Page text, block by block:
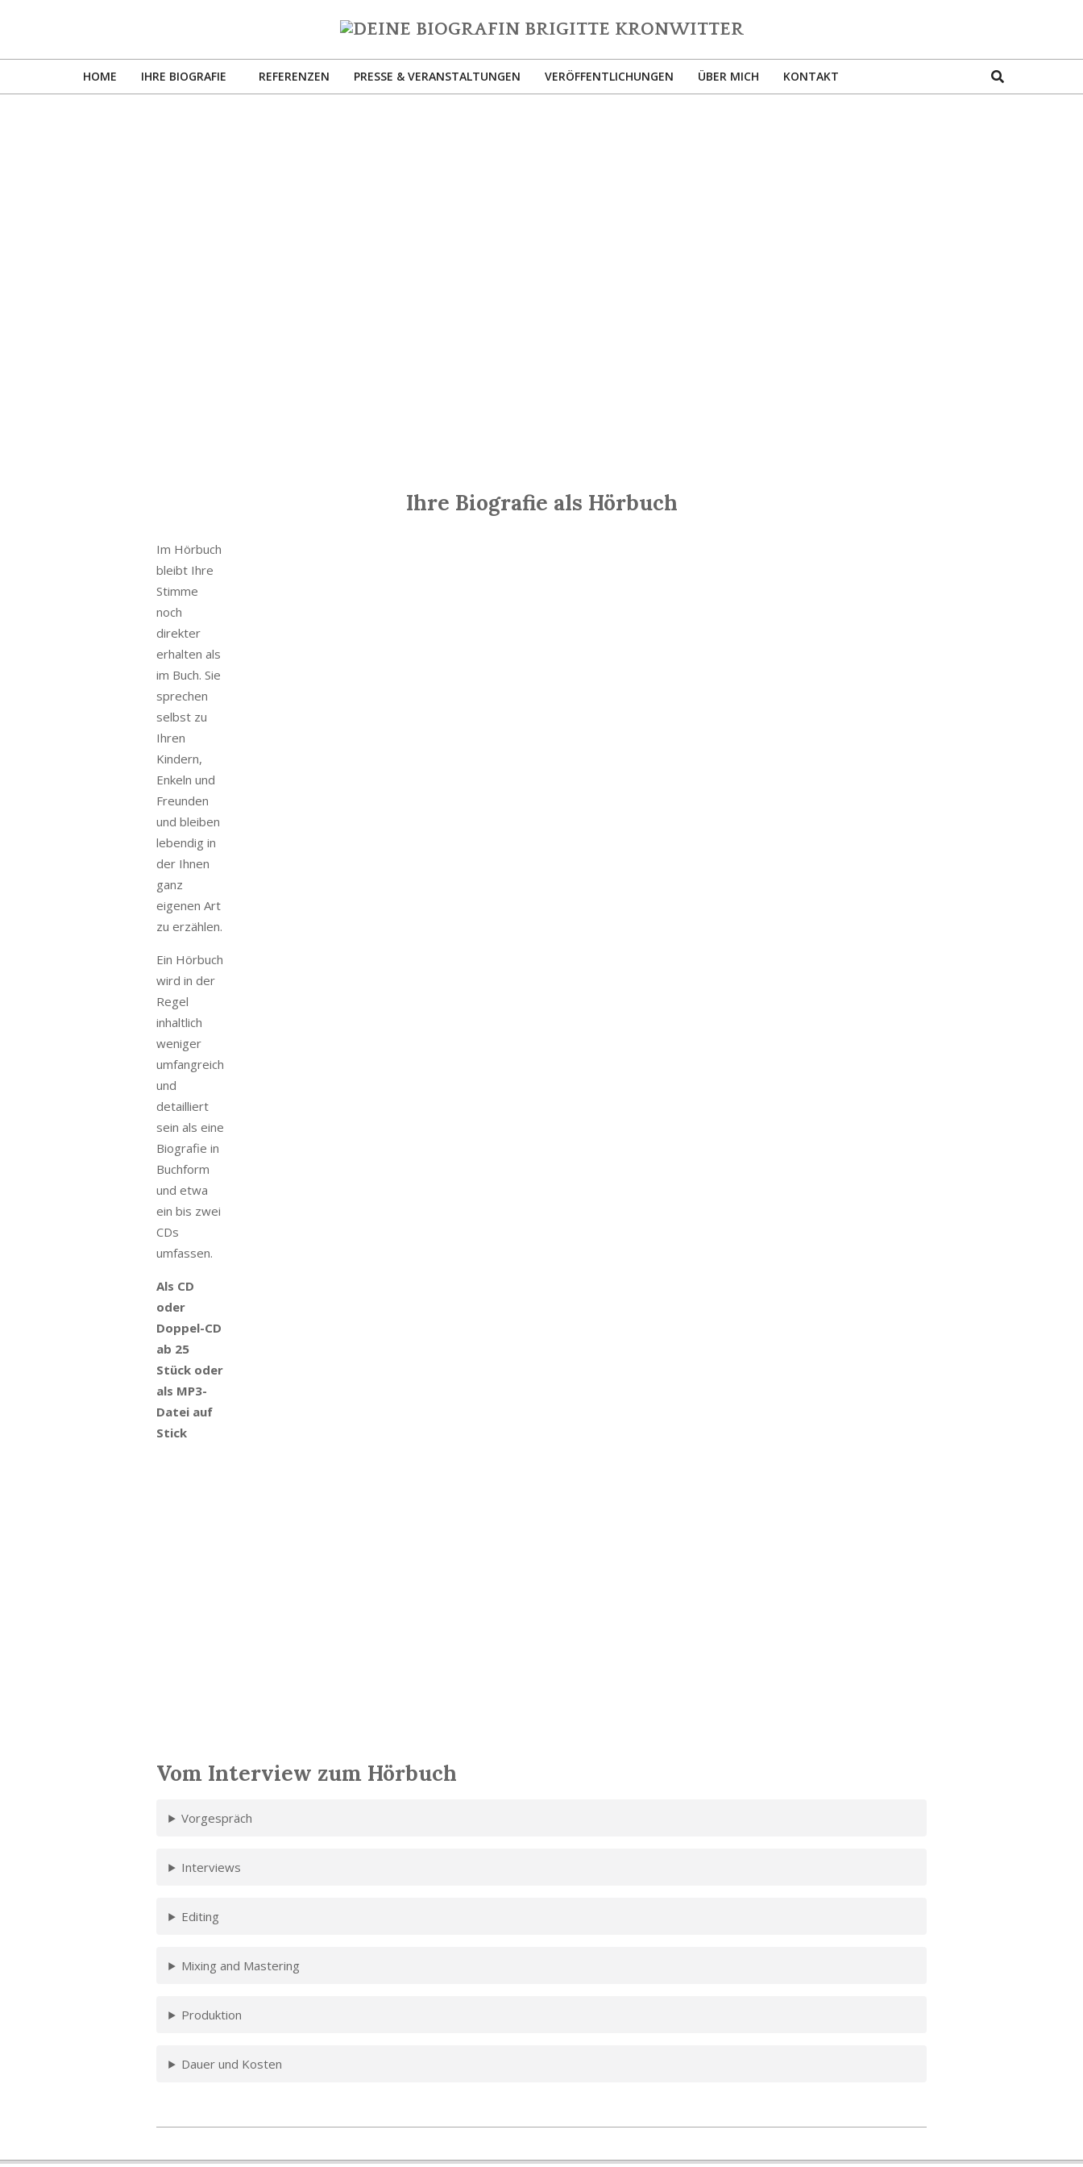
BIOGRAFIN
BRIGITTE
Primary
HOME IHRE BIOGRAFIE REFERENZEN PRESSE & VERANSTALTUNGEN VERÖFFENTLICHUNGEN ÜBER MICH KONTAKT Search
Ihre Biografie als Hörbuch
Im Hörbuch
bleibt Ihre
Stimme
noch
direkter
erhalten als
im Buch. Sie
sprechen
selbst zu
Ihren
Kindern,
Enkeln und
Freunden
und bleiben
lebendig in
der Ihnen
ganz
eigenen Art
zu erzählen.
Ein Hörbuch
wird in der
Regel
inhaltlich
weniger
umfangreich
und
detailliert
sein als eine
Biografie in
Buchform
und etwa
ein bis zwei
CDs
umfassen.
Als CD
oder
Doppel-CD
ab 25
Stück oder
als MP3-
Datei auf
Stick
Vom Interview zum Hörbuch
Vorgespräch
Interviews
Editing
Mixing and Mastering
Produktion
Dauer und Kosten
01-